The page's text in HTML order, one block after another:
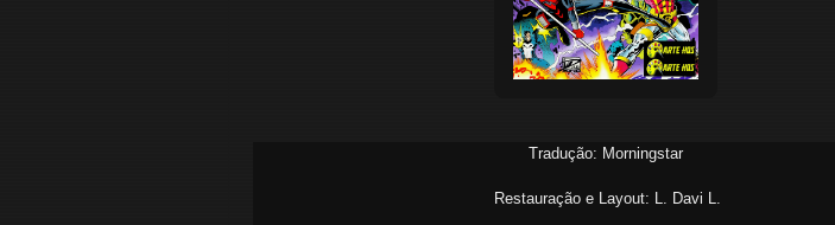
Tradução: Morningstar
Restauração e Layout: L. Davi L.